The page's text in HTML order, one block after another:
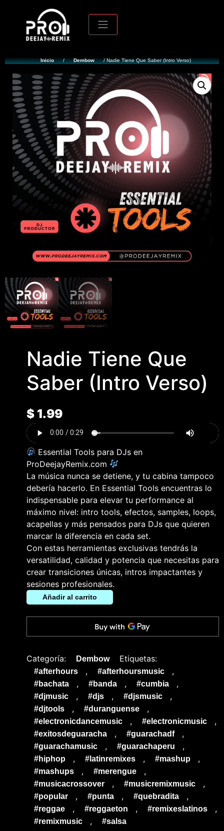
Inicio / Dembow / Nadie Tiene Que Saber (Intro Verso)
Nadie Tiene Que
Saber (Intro Verso)
$1.99
Essential Tools para DJs en
ProDeejayRemix.com
La música nunca se detiene, y tu cabina tampoco
debería hacerlo. En Essential Tools encuentras lo
indispensable para elevar tu performance al
máximo nivel: intro tools, efectos, samples, loops,
acapellas y más pensados para DJs que quieren
marcar la diferencia en cada set.
Con estas herramientas exclusivas tendrás la
versatilidad, calidad y potencia que necesitas para
crear transiciones únicas, intros impactantes y
sesiones profesionales.
Añadir al carrito
Categoría: Dembow Etiquetas:
#afterhours , #afterhoursmusic ,
#bachata , #banda , #cumbia ,
#djmusic , #djs , #djsmusic ,
#djtools , #duranguense ,
#electronicdancemusic , #electronicmusic ,
#exitosdeguaracha , #guarachadf ,
#guarachamusic , #guarachaperu ,
#hiphop , #latinremixes , #mashup ,
#mashups , #merengue ,
#musicacrossover , #musicremixmusic ,
#popular , #punta , #quebradita ,
#reggae , #reggaeton , #remixeslatinos ,
#remixmusic , #salsa